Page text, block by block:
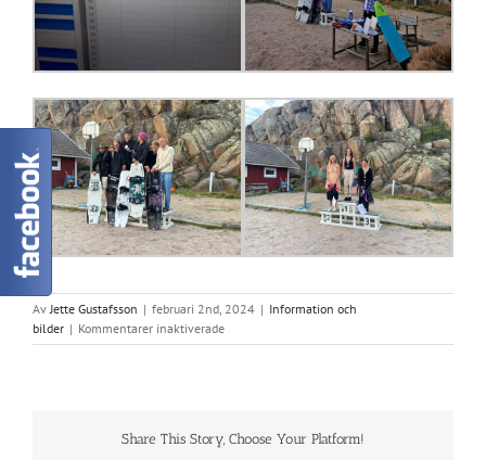
Av Jette Gustafsson | februari 2nd, 2024 | Information och
bilder | Kommentarer inaktiveradeför
SM
Share This Story, Choose Your Platform!